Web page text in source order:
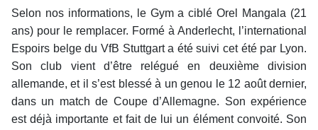
Selon nos informations, le Gym a ciblé Orel Mangala (21
ans) pour le remplacer. Formé à Anderlecht, l’international
Espoirs belge du VfB Stuttgart a été suivi cet été par Lyon.
Son club vient d’être relégué en deuxième division
allemande, et il s’est blessé à un genou le 12 août dernier,
dans un match de Coupe d’Allemagne. Son expérience
est déjà importante et fait de lui un élément convoité. Son